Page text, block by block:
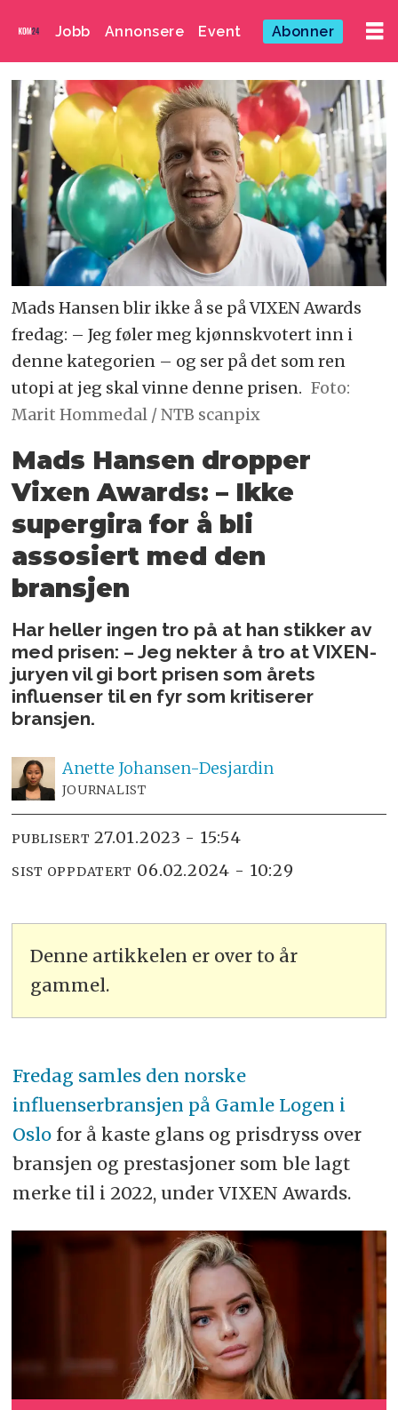
Jobb Annonsere Event Abonner
Mads Hansen blir ikke å se på VIXEN Awards
fredag: – Jeg føler meg kjønnskvotert inn i
denne kategorien – og ser på det som ren
utopi at jeg skal vinne denne prisen. Foto:
Marit Hommedal / NTB scanpix
Mads Hansen dropper
Vixen Awards: – Ikke
supergira for å bli
assosiert med den
bransjen
Har heller ingen tro på at han stikker av
med prisen: – Jeg nekter å tro at VIXEN-
juryen vil gi bort prisen som årets
influenser til en fyr som kritiserer
bransjen.
Anette Johansen-Desjardin
JOURNALIST
PUBLISERT 27.01.2023 - 15:54
SIST OPPDATERT 06.02.2024 - 10:29
Denne artikkelen er over to år
gammel.
Fredag samles den norske
influenserbransjen på Gamle Logen i
Oslofor å kaste glans og prisdryss over
bransjen og prestasjoner som ble lagt
merke til i 2022, under VIXEN Awards.